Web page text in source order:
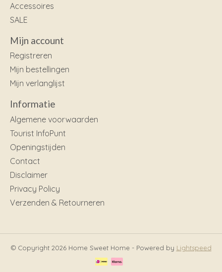
Accessoires
SALE
Mijn account
Registreren
Mijn bestellingen
Mijn verlanglijst
Informatie
Algemene voorwaarden
Tourist InfoPunt
Openingstijden
Contact
Disclaimer
Privacy Policy
Verzenden & Retourneren
© Copyright 2026 Home Sweet Home - Powered by Lightspeed